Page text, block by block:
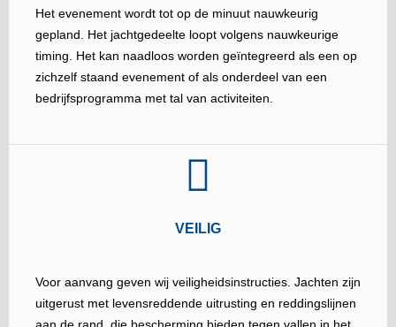
Het evenement wordt tot op de minuut nauwkeurig
gepland. Het jachtgedeelte loopt volgens nauwkeurige
timing. Het kan naadloos worden geïntegreerd als een op
zichzelf staand evenement of als onderdeel van een
bedrijfsprogramma met tal van activiteiten.
VEILIG
Voor aanvang geven wij veiligheidsinstructies. Jachten zijn
uitgerust met levensreddende uitrusting en reddingslijnen
aan de rand, die bescherming bieden tegen vallen in het